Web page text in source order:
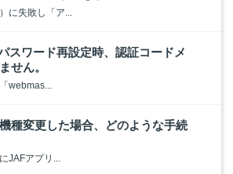
に失敗し「ア...
スワード再設定時、認証コードメ
せん。
webmas...
種変更した場合、どのような手続
JAFアプリ...